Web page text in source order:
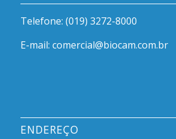
Telefone: (019) 3272-8000
E-mail: comercial@biocam.com.br
ENDEREÇO